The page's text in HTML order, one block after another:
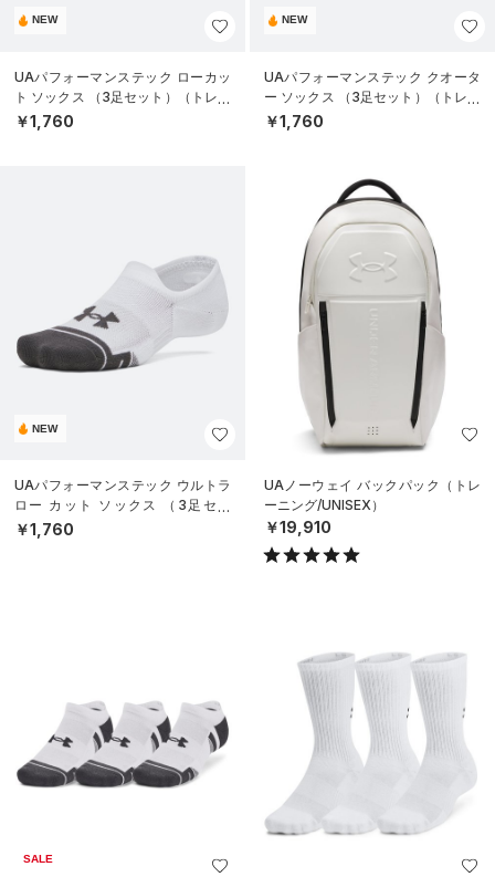
NEW
UAパフォーマンステック ローカッ
ト ソックス （3足セット）（トレー
ニング/UNISEX）
￥1,760
NEW
UAパフォーマンステック クオータ
ー ソックス （3足セット）（トレー
ニング/UNISEX）
￥1,760
NEW
UAパフォーマンステック ウルトラ
ロー カット ソックス （3足セッ
ト）（トレーニング/UNISEX）
￥1,760
UAノーウェイ バックパック（トレ
ーニング/UNISEX）
￥19,910
SALE